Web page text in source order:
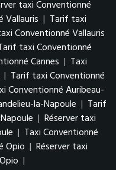
taxi Conventionné
Vallauris | Tarif taxi
Conventionné Vallauris
taxi Conventionné
Cannes | Taxi
| Tarif taxi Conventionné
Conventionné Auribeau-
la-Napoule | Tarif
| Réserver taxi
| Taxi Conventionné
Opio | Réserver taxi
|